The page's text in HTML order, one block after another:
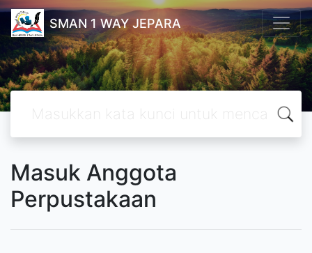
SMAN 1 WAY JEPARA
Masuk Anggota
Perpustakaan